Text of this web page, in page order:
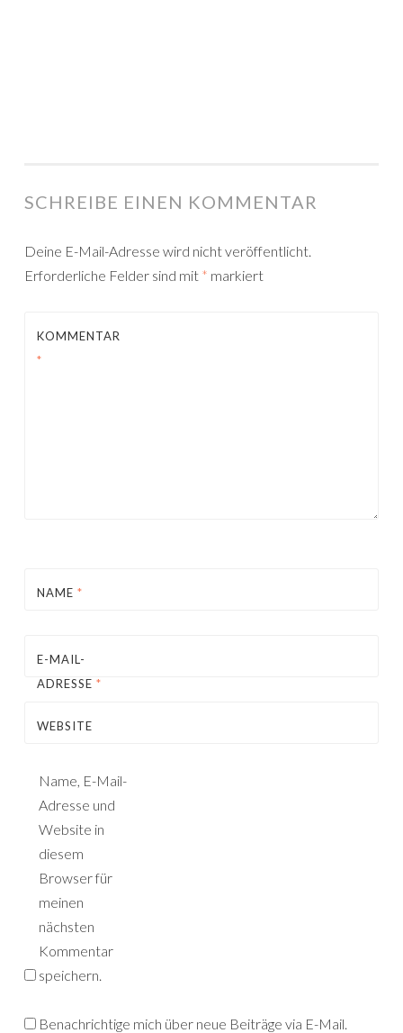
SCHREIBE EINEN KOMMENTAR
Deine E-Mail-Adresse wird nicht veröffentlicht.
Erforderliche Felder sind mit * markiert
KOMMENTAR
*
NAME *
E-MAIL-
ADRESSE *
WEBSITE
Name, E-Mail-
Adresse und
Website in
diesem
Browser für
meinen
nächsten
Kommentar
speichern.
Benachrichtige mich über neue Beiträge via E-Mail.